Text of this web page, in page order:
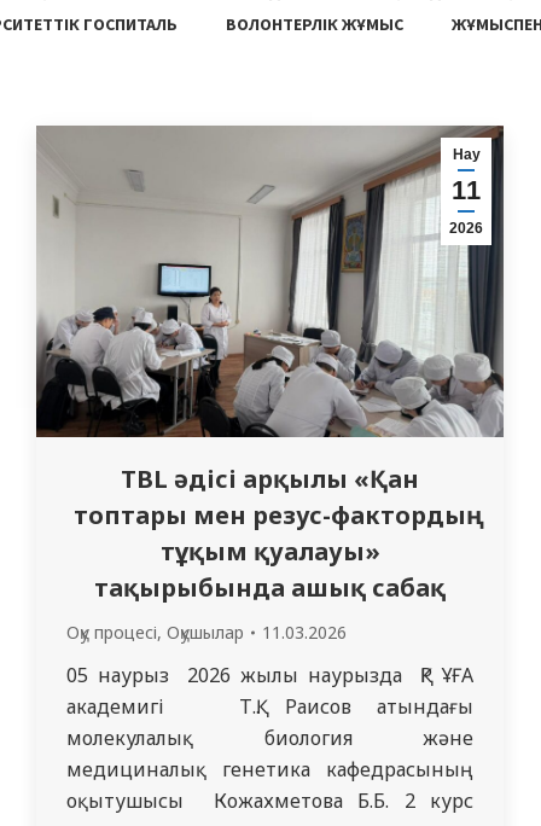
ГОСПИТАЛЬ
ВОЛОНТЕРЛІК ЖҰМЫС
Нау
11
2026
TBL әдісі арқылы «Қан
топтары мен резус-фактордың
тұқым қуалауы»
тақырыбында ашық сабақ
Оқу процесі, Оқушылар 11.03.2026
05 наурыз 2026 жылы наурызда ҚР ҰҒА
академигі Т.Қ. Раисов атындағы
молекулалық биология және
медициналық генетика кафедрасының
оқытушысы Кожахметова Б.Б. 2 курс